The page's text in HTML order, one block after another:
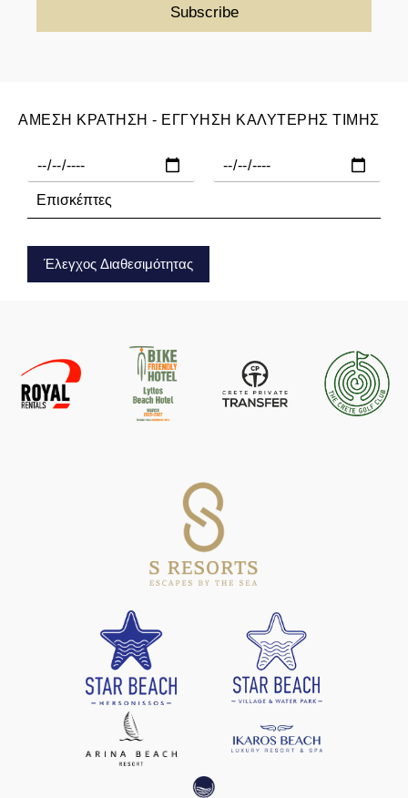
ΑΜΕΣΗ ΚΡΑΤΗΣΗ - ΕΓΓΥΗΣΗ ΚΑΛΥΤΕΡΗΣ ΤΙΜΗΣ
Έλεγχος Διαθεσιμότητας